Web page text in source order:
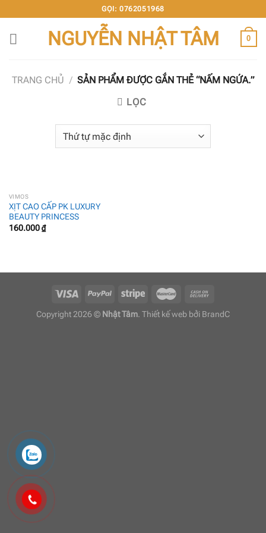
đến
nội
GỌI: 0762051968
NGUYỄN NHẬT TÂM 0
TRANG CHỦ / SẢN PHẨM ĐƯỢC GẮN THẺ “NẤM NGỨA.”
LỌC
VIMOS
XỊT CAO CẤP PK LUXURY
BEAUTY PRINCESS
160.000₫
Copyright 2026 © Nhật Tâm. Thiết kế web bởi BrandC